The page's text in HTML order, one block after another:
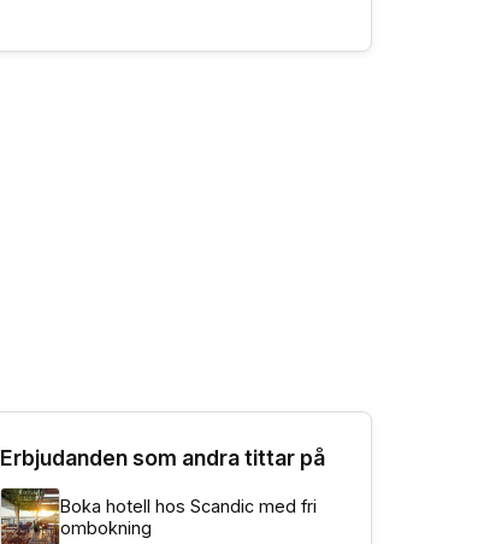
Erbjudanden som andra tittar på
Boka hotell hos Scandic med fri
ombokning